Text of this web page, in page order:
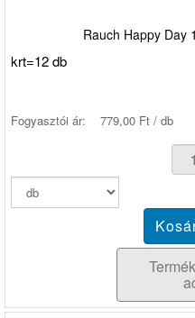
Rauch Happy Day
krt=12 db
Fogyasztói ár: 779,00 Ft / db